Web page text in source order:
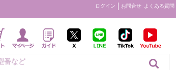
ログイン お問合せ よくある質問
め商品を見る